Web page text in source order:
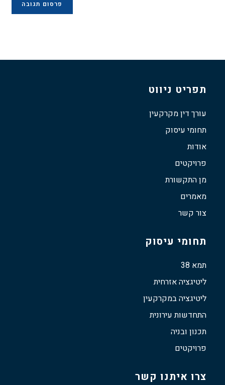
תפריט ניווט
עורך דין מקרקעין
תחומי עיסוק
אודות
פרויקטים
מן התקשורת
מאמרים
צור קשר
תחומי עיסוק
תמא 38
ליטיגציה אזרחית
ליטיגציה במקרקעין
התחדשות עירונית
תכנון ובניה
פרויקטים
צרו איתנו קשר